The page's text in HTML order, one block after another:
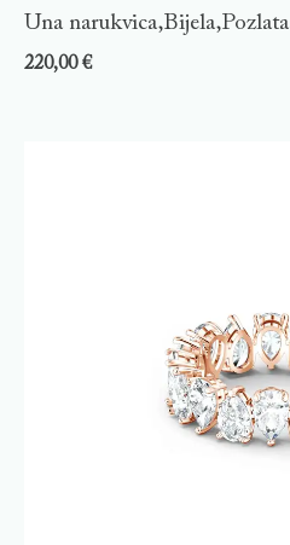
Una narukvica,Bijela,Pozlata
220,00€